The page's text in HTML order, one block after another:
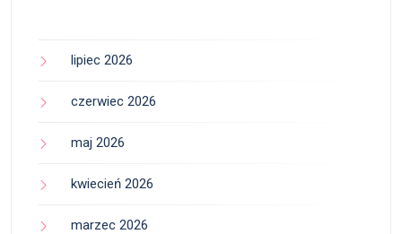
lipiec 2026
czerwiec 2026
maj 2026
kwiecień 2026
marzec 2026